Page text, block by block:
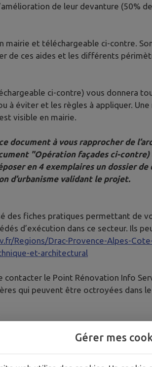
de leur devanture (50%
mairie et téléchargeable ci-contre.
de ces aides et les différents
ci-contre) vous donnera
à éviter et les règles à appliquer.
visible en mairie.
document à vous rapprocher de
"Opération façades ci-
en 4 exemplaires un dossier de
d’urbanisme validant le projet.
des fiches pratiques permettant de
d’exécution dans ce secteur. Ils
Regions/Drac-Provence-Alpes-
et-architectural
le Point Rénovation Info
qui peuvent être octroyées dans
des solutions pour améliorer
http://maisons-paysannes.org/
enertech.fr institut-negawatt.com
Gérer mes